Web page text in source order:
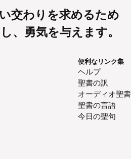
交わりを求めるため
、勇気を与えます。
便利なリンク集
ヘルプ
聖書の訳
オーディオ聖書
聖書の言語
今日の聖句